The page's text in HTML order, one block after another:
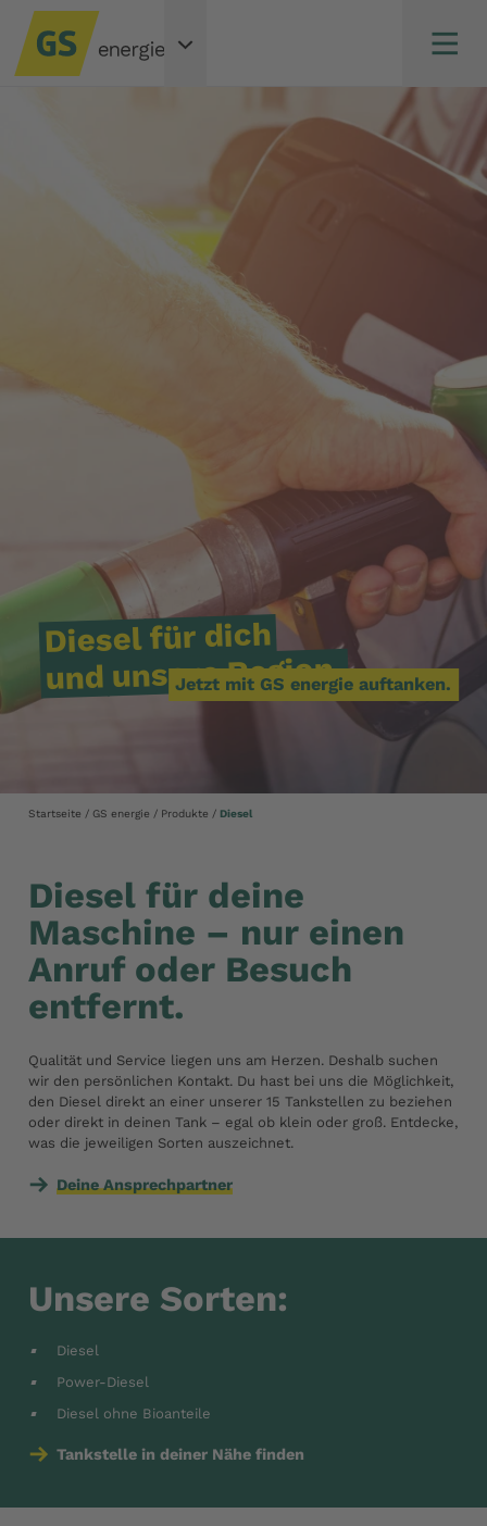
Dieselfür dich
und unsereRegion.
Jetzt mit GS energie auftanken.
Startseite GS energie Produkte Diesel
Diesel für deine
Maschine – nur einen
Anruf oder Besuch
entfernt.
Qualität und Service liegen uns am Herzen. Deshalb suchen
wir den persönlichen Kontakt. Du hast bei uns die Möglichkeit,
den Diesel direkt an einer unserer 15 Tankstellen zu beziehen
oder direkt in deinen Tank – egal ob klein oder groß. Entdecke,
was die jeweiligen Sorten auszeichnet.
Deine Ansprechpartner
Unsere Sorten:
Diesel
Power-Diesel
Diesel ohne Bioanteile
Tankstelle in deiner Nähe finden